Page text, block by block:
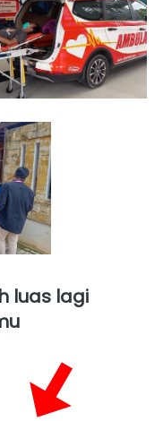
luas lagi